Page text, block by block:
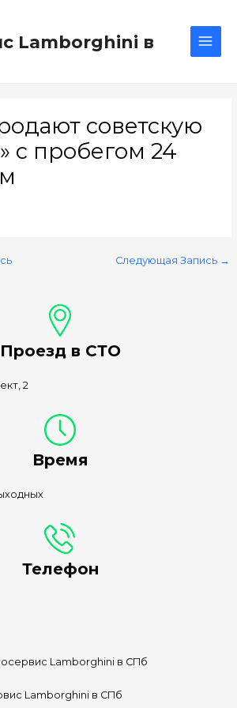
Lamborghini в
советскую
с пробегом 24
Следующая Запись →
Проезд в СТО
2
Время
Телефон
Lamborghini в СПб
Lamborghini в СПб